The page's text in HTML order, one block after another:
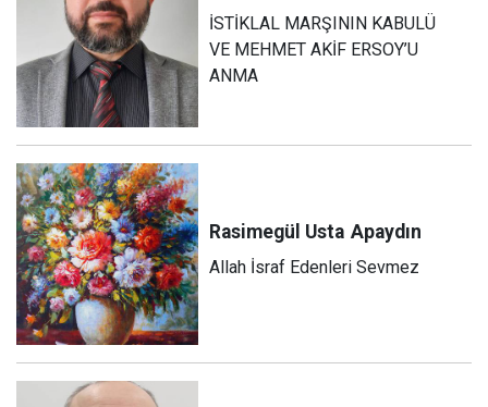
İSTİKLAL MARŞININ KABULÜ
VE MEHMET AKİF ERSOY’U
ANMA
Rasimegül Usta Apaydın
Allah İsraf Edenleri Sevmez